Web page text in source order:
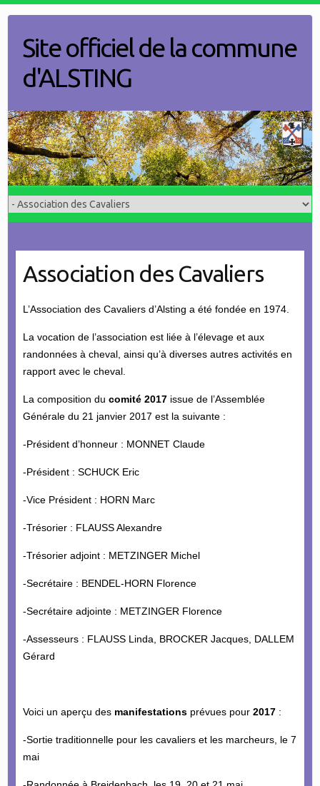
contentSite officiel de la commune
d'ALSTING
Association des Cavaliers
L’Association des Cavaliers d’Alsting a été fondée en 1974.
La vocation de l’association est liée à l’élevage et aux
randonnées à cheval, ainsi qu’à diverses autres activités en
rapport avec le cheval.
La composition du comité 2017issue de l’Assemblée
Générale du 21 janvier 2017 est la suivante :
-Président d’honneur : MONNET Claude
-Président : SCHUCK Eric
-Vice Président : HORN Marc
-Trésorier : FLAUSS Alexandre
-Trésorier adjoint : METZINGER Michel
-Secrétaire : BENDEL-HORN Florence
-Secrétaire adjointe : METZINGER Florence
-Assesseurs : FLAUSS Linda, BROCKER Jacques, DALLEM
Gérard
Voici un aperçu des manifestationsprévues pour 2017:
-Sortie traditionnelle pour les cavaliers et les marcheurs, le 7
mai